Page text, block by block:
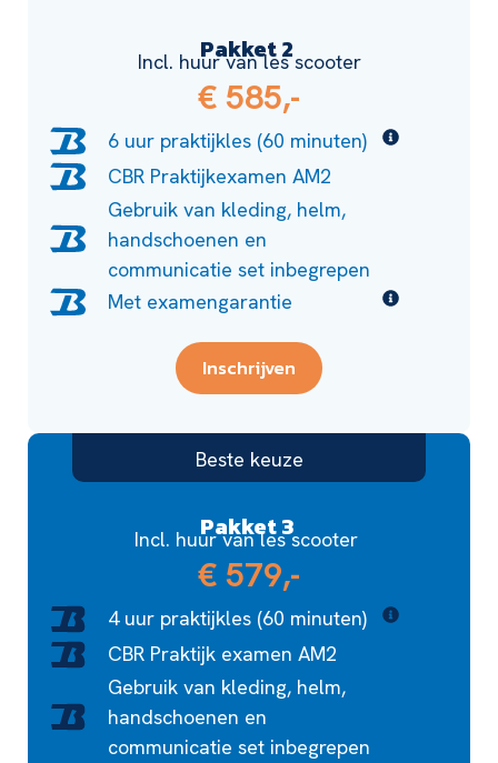
Pakket 2
Incl. huur van les scooter
€ 585,-
6 uur praktijkles (60 minuten)
CBR Praktijkexamen AM2
Gebruik van kleding, helm,
handschoenen en
communicatie set inbegrepen
Met examengarantie
Inschrijven
Beste keuze
Pakket 3
Incl. huur van les scooter
€ 579,-
4 uur praktijkles (60 minuten)
CBR Praktijk examen AM2
Gebruik van kleding, helm,
handschoenen en
communicatie set inbegrepen